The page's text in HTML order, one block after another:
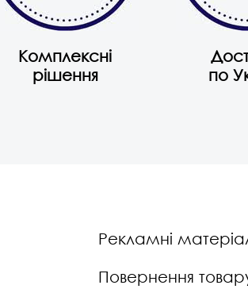
Комплексні
рішення
по
Рекламні
Повернення